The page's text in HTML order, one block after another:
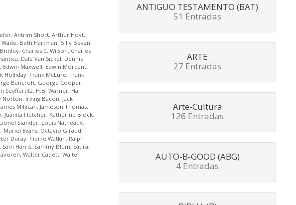
, Antrim Short, Arthur Hoyt,
Wade, Beth Hartman, Billy Bevan,
, Charles C. Wilson, Charles
, Dale Van Sickel, Dennis
, Edwin Maxwell, Edwin Mordant,
Holliday, Frank McLure, Frank
Bancroft, George Cooper,
Seyffertitz, H.B. Warner, Hal
Norton, Irving Bacon, Jack
James Millican, Jameson Thomas,
, Juanita Fletcher, Katherine Block,
Lionel Stander, Louis Natheaux,
, Muriel Evans, Octavio Giraud,
Duray, Pierre Watkin, Ralph
, Sam Harris, Sammy Blum, Sátira,
, Walter Catlett, Walter
ANTIGUO TESTAMENTO (BAT)
51 Entradas
ARTE
27 Entradas
Arte-Cultura
126 Entradas
AUTO-B-GOOD (ABG)
4 Entradas